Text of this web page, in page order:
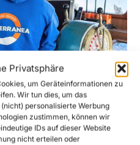
Privatsphäre
um Geräteinformationen zu
Wir tun dies, um das
personalisierte Werbung
zustimmen, können wir
IDs auf dieser Website
nicht erteilen oder
chiede
apra i suoi porti
salvo dal